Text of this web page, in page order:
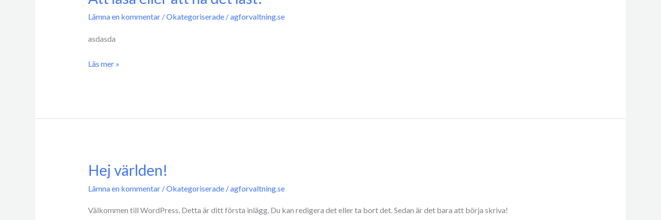
Lämna en kommentar /Okategoriserade/agforvaltning.se
asdasda
eller
det
Läs mer »
Hej världen!
Lämna en kommentar /Okategoriserade/agforvaltning.se
Välkommen till WordPress. Detta är ditt första inlägg. Du kan redigera det eller ta bort det. Sedan är det bara att börja skriva!
Hej
världen!